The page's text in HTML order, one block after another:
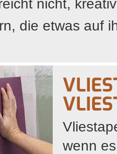
nicht,
die etwas auf
wenn